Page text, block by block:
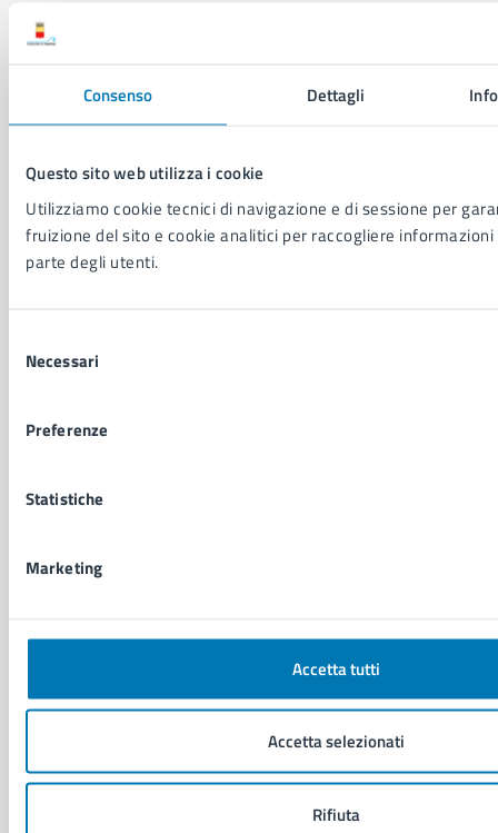
Consenso Dettagli
Questo sito web utilizza i cookie
Utilizziamo cookie tecnici di navigazione e di sessione per
fruizione del sito e cookie analitici per raccogliere
parte degli utenti.
delNecessari
Preferenze
Statistiche
Marketing
Accetta tutti
Accetta selezionati
Rifiuta
Giustizia e sicurezza pubblica
Salute, benessere e assistenza
Servizi Cimiteriali
NOVITÀ
Notizie
Avvisi
Comunicati stampa del Consiglio Comunale
VIVERE IL COMUNE
Eventi
Comune di Napoli
Palazzo San Giacomo, Piazza Municipio - 80133
P. IVA: 01207650639
LEI: 8156007FF4DEB97ABA09